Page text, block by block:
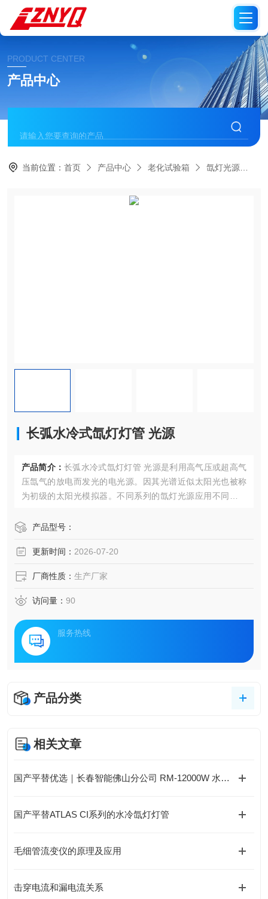
PRODUCT CENTER
产品中心
当前位置：首页 产品中心 老化试验箱 氙灯光源
长弧水冷式氙灯灯管 光源
产品简介： 长弧水冷式氙灯灯管 光源是利用高气压或超高气
压氙气的放电而发光的电光源。因其光谱近似太阳光也被称
为初级的太阳光模拟器。不同系列的氙灯光源应用不同，输
产品型号：
更新时间： 2026-07-20
厂商性质： 生产厂家
访问量： 90
服务热线
产品分类
相关文章
国产平替优选｜长春智能佛山分公司 RM-12000W 水冷氙灯灯管
国产平替ATLAS CI系列的水冷氙灯灯管
毛细管流变仪的原理及应用
击穿电流和漏电流关系